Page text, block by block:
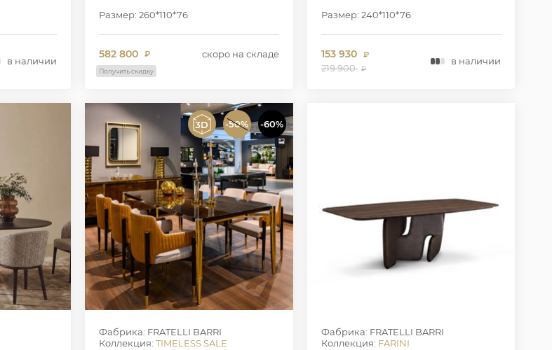
в наличии
Размер: 260*110*76
582 800 ₽ скоро на складе
Получить скидку
Размер: 240*110*76
153 930 ₽
219 900 ₽
в наличии
-50% -60%
Фабрика: FRATELLI BARRI
Коллекция:TIMELESS SALE
Фабрика: FRATELLI BARRI
Коллекция: FARINI